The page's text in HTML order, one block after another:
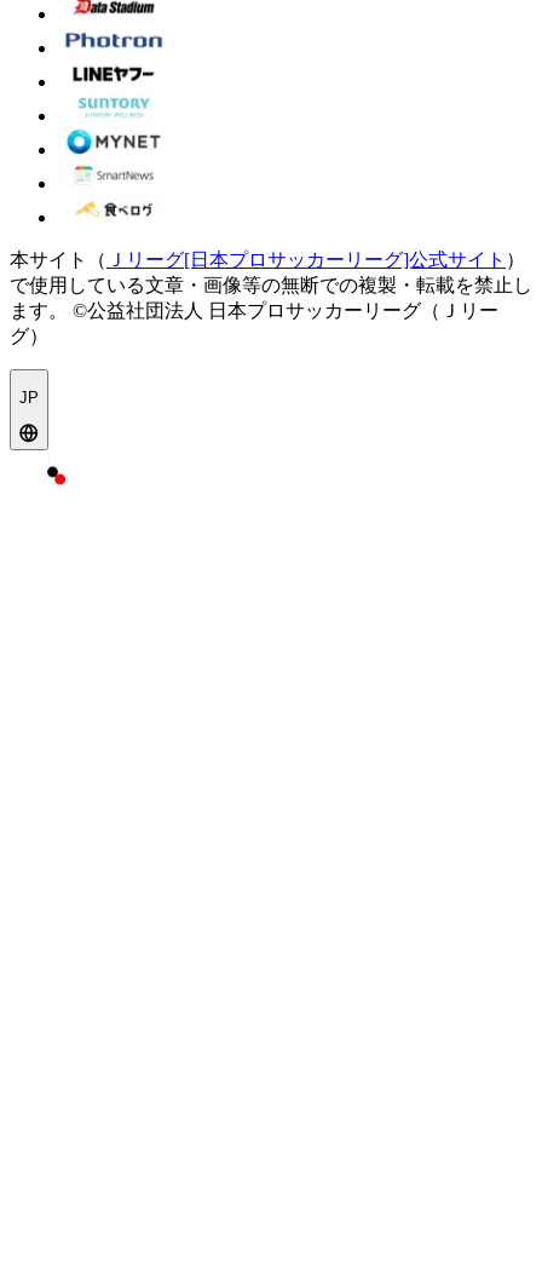
本サイト（ Ｊリーグ[日本プロサッカーリーグ]公式サイト ）
で使用している文章・画像等の無断での複製・転載を禁止し
ます。
©公益社団法人 日本プロサッカーリーグ（Ｊリー
グ）
JP